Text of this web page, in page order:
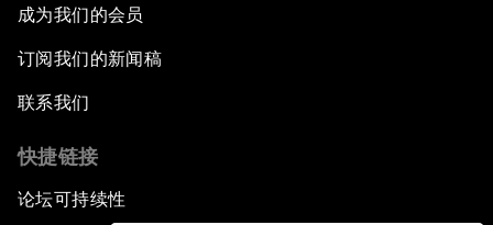
成为我们的会员
订阅我们的新闻稿
联系我们
快捷链接
论坛可持续性